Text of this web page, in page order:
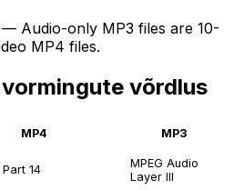
Audio-only MP3 files are 10-
MP4 files.
võrdlus
MP4 MP3
14
MPEG Audio
Layer III